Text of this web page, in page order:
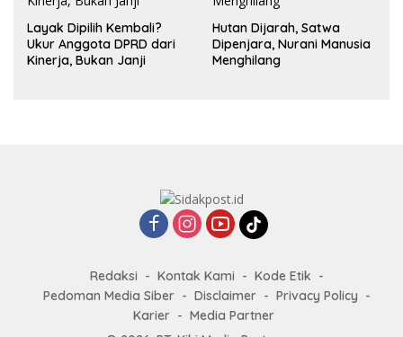
Layak Dipilih Kembali?
Ukur Anggota DPRD dari
Kinerja, Bukan Janji
Hutan Dijarah, Satwa
Dipenjara, Nurani Manusia
Menghilang
Redaksi Kontak Kami
Kode Etik
Pedoman Media Siber
Disclaimer
Privacy Policy
Karier
Media Partner